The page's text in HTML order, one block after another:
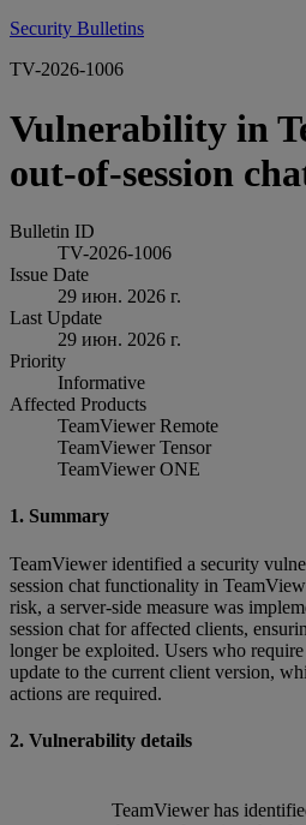
Security Bulletins
TV-2026-1006
Vulnerability in
out-of-session
Bulletin ID
TV-2026-1006
Issue Date
29 июн. 2026 г.
Last Update
29 июн. 2026 г.
Priority
Informative
Affected Products
TeamViewer Remote
TeamViewer Tensor
TeamViewer ONE
1. Summary
TeamViewer identified a security
session chat functionality in
risk, a server-side measure was
session chat for affected clients,
longer be exploited. Users who
update to the current client version,
actions are required.
2. Vulnerability details
TeamViewer has